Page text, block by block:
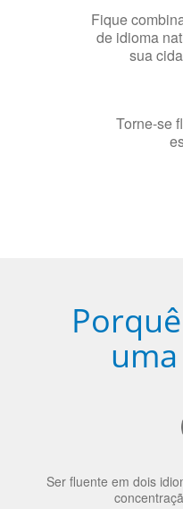
sua
Torne-se
Ser fluente em dois